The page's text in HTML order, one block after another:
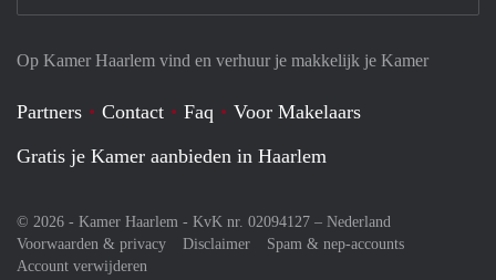
Op Kamer Haarlem vind en verhuur je makkelijk je Kamer
Partners Contact Faq
Voor Makelaars
Gratis je Kamer aanbieden in Haarlem
© 2026 - Kamer Haarlem - KvK nr. 02094127 – Nederland
Voorwaarden & privacy
Disclaimer
Spam & nep-accounts
Account verwijderen